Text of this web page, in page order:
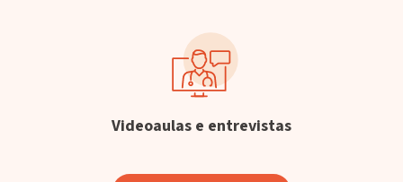
Videoaulas e entrevistas